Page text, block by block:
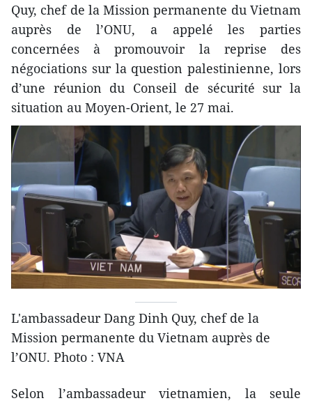
Quy, chef de la Mission permanente du Vietnam
auprès de l’ONU, a appelé les parties
concernées à promouvoir la reprise des
négociations sur la question palestinienne, lors
d’une réunion du Conseil de sécurité sur la
situation au Moyen-Orient, le 27 mai.
L'ambassadeur Dang Dinh Quy, chef de la
Mission permanente du Vietnam auprès de
l’ONU. Photo : VNA
Selon l’ambassadeur vietnamien, la seule